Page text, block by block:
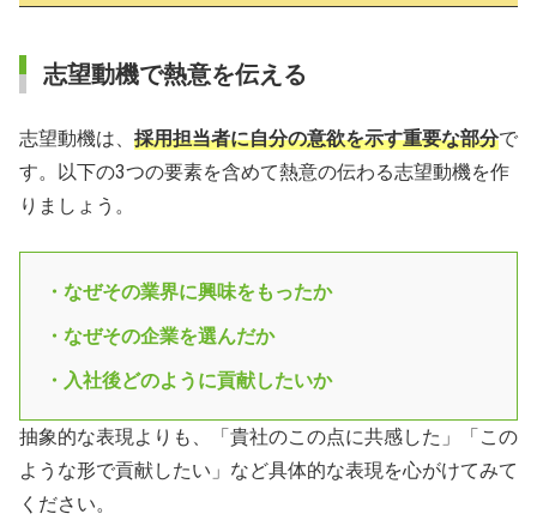
志望動機で熱意を伝える
志望動機は、 採用担当者に自分の意欲を示す重要な部分で
す。以下の3つの要素を含めて熱意の伝わる志望動機を作
りましょう。
・なぜその業界に興味をもったか
・なぜその企業を選んだか
・入社後どのように貢献したいか
抽象的な表現よりも、「貴社のこの点に共感した」「この
ような形で貢献したい」など具体的な表現を心がけてみて
ください。